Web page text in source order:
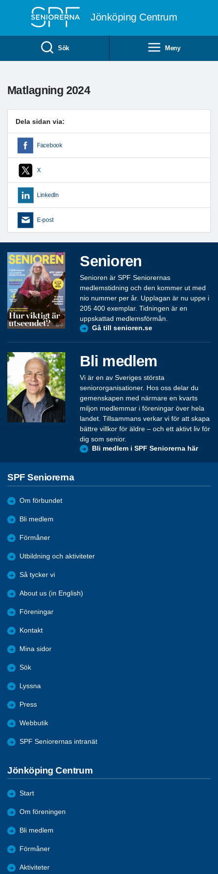
Jönköping Centrum
Sök Meny
Matlagning 2024
Dela sidan via:
Facebook
X
LinkedIn
E-post
Senioren
Senioren är SPF Seniorernas
medlemstidning och den kommer ut med
nio nummer per år. Upplagan är nu uppe i
205 400 exemplar. Tidningen är en
uppskattad medlemsförmån.
Gå till senioren.se
Bli medlem
Vi är en av Sveriges största
seniororganisationer. Hos oss delar du
gemenskapen med närmare en kvarts
miljon medlemmar i föreningar över hela
landet. Tillsammans verkar vi för att skapa
bättre villkor för äldre – och ett aktivt liv för
dig som senior.
Bli medlem i SPF Seniorerna här
SPF Seniorerna
Om förbundet
Bli medlem
Förmåner
Utbildning och aktiviteter
Så tycker vi
About us (in English)
Föreningar
Kontakt
Mina sidor
Sök
Lyssna
Press
Webbutik
SPF Seniorernas intranät
Jönköping Centrum
Start
Om föreningen
Bli medlem
Förmåner
Aktiviteter